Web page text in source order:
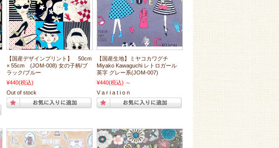
【国産デザインプリント】 50cm
× 55cm (JOM-008) 女の子柄/ブ
ラック/ブルー
¥440(税込)
Out of stock
【国産生地】ミヤコカワグチ
Miyako Kawaguchi レトロガール
英字 グレー系(JOM-007)
¥440(税込) ～
V a r i a t i o n